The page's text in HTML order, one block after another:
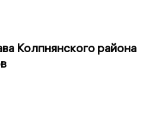
Колпнянского района